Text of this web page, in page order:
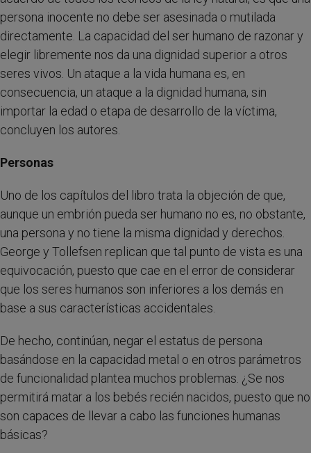
persona inocente no debe ser asesinada o mutilada
directamente. La capacidad del ser humano de razonar y
elegir libremente nos da una dignidad superior a otros
seres vivos. Un ataque a la vida humana es, en
consecuencia, un ataque a la dignidad humana, sin
importar la edad o etapa de desarrollo de la víctima,
concluyen los autores.
Personas
Uno de los capítulos del libro trata la objeción de que,
aunque un embrión pueda ser humano no es, no obstante,
una persona y no tiene la misma dignidad y derechos.
George y Tollefsen replican que tal punto de vista es una
equivocación, puesto que cae en el error de considerar
que los seres humanos son inferiores a los demás en
base a sus características accidentales.
De hecho, continúan, negar el estatus de persona
basándose en la capacidad metal o en otros parámetros
de funcionalidad plantea muchos problemas. ¿Se nos
permitirá matar a los bebés recién nacidos, puesto que no
son capaces de llevar a cabo las funciones humanas
básicas?